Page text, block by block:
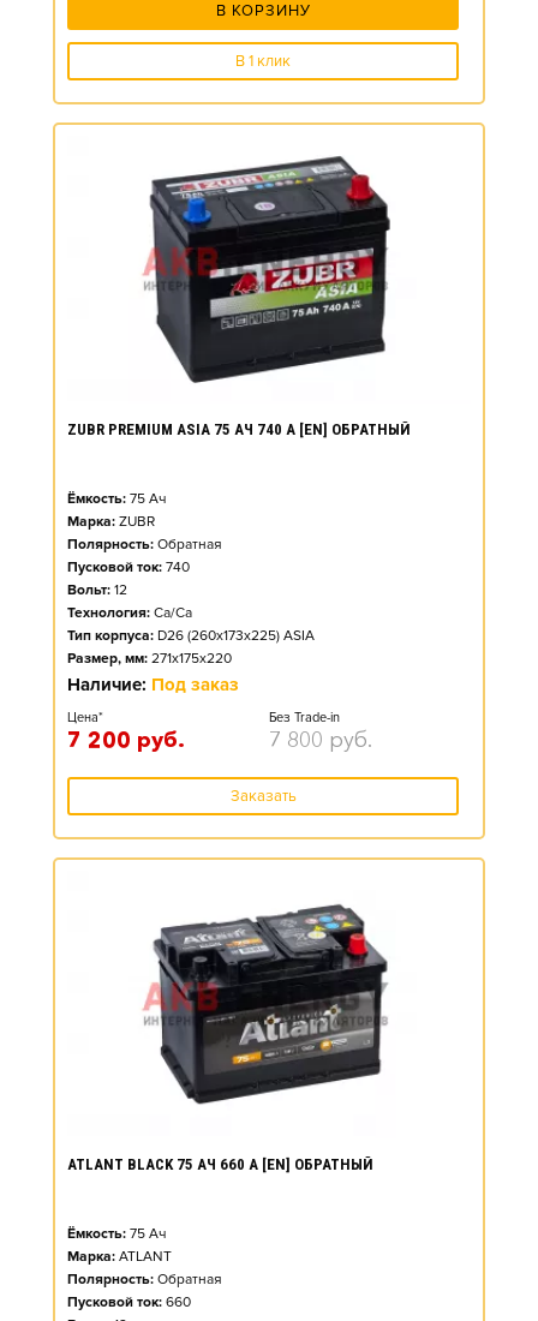
В КОРЗИНУ
В 1 клик
ZUBR PREMIUM ASIA 75 АЧ 740 А [EN] ОБРАТНЫЙ
Ёмкость: 75 Ач
Марка: ZUBR
Полярность: Обратная
Пусковой ток: 740
Вольт: 12
Технология: Ca/Ca
Тип корпуса: D26 (260x173x225) ASIA
Размер, мм: 271x175x220
Наличие: Под заказ
Цена*
7 200 руб.
Без Trade-in
7 800 руб.
Заказать
ATLANT BLACK 75 АЧ 660 А [EN] ОБРАТНЫЙ
Ёмкость: 75 Ач
Марка: ATLANT
Полярность: Обратная
Пусковой ток: 660